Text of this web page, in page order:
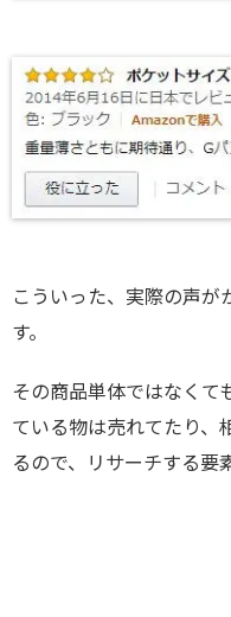
こういった、実際の声が
す。
その商品単体ではなくて
ている物は売れてたり、
るので、リサーチする要